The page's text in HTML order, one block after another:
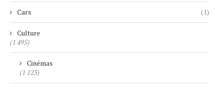
Cars (1)
Culture
(1 495)
Cinémas
(1 123)